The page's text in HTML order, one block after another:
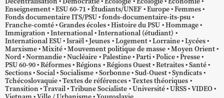
Enseignement ESU 60-71 Étudiants/UNEF Europe Femmes
Fonds documentaire ITS/PSU fonds-documentaire-its-psu
Franche-comté Grandes écoles Histoire du PSU Hommage
Immigration International International (étudiant)
International ESU Israël Jeunes Logement Lorraine Lycées
Marxisme Mixité Mouvement politique de masse Moyen Orient
Nord Normandie Nucléaire Palestine Parti Police Presse
PSU 60-90 Réformes Régions Régions Ouest Retraites Santé
Sections Social Socialisme Sorbonne Sud-Ouest Syndicats
Tchécoslovaquie Textes de références Textes théoriques
Transition Travail Tribune Socialiste Université URSS VIDEO